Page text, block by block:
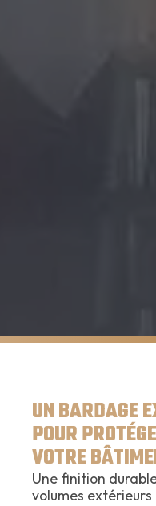
UN BARDAGE
POUR
VOTRE
Une finition
volumes extérieurs